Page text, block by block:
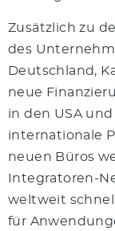
Zusätzlich zu
des
Deutschland,
neue
in den USA
internationale
neuen Büros
Integratoren-
weltweit
für